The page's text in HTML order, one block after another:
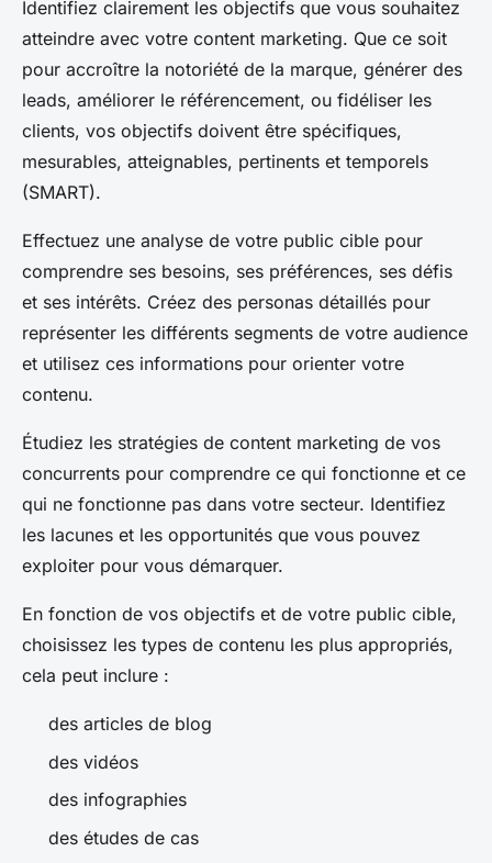
Identifiez clairement les objectifs que vous souhaitez
atteindre avec votre content marketing. Que ce soit
pour accroître la notoriété de la marque, générer des
leads, améliorer le référencement, ou fidéliser les
clients, vos objectifs doivent être spécifiques,
mesurables, atteignables, pertinents et temporels
(SMART).
Effectuez une analyse de votre public cible pour
comprendre ses besoins, ses préférences, ses défis
et ses intérêts. Créez des personas détaillés pour
représenter les différents segments de votre audience
et utilisez ces informations pour orienter votre
contenu.
Étudiez les stratégies de content marketing de vos
concurrents pour comprendre ce qui fonctionne et ce
qui ne fonctionne pas dans votre secteur. Identifiez
les lacunes et les opportunités que vous pouvez
exploiter pour vous démarquer.
En fonction de vos objectifs et de votre public cible,
choisissez les types de contenu les plus appropriés,
cela peut inclure :
des articles de blog
des vidéos
des infographies
des études de cas